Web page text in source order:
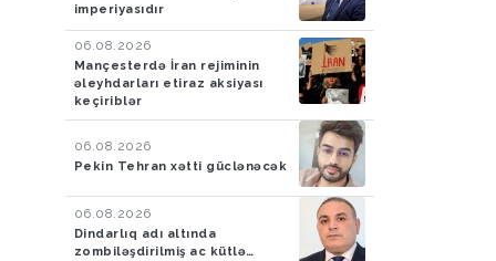
imperiyasıdır
06.08.2026
Mançesterdə İran rejiminin
əleyhdarları etiraz aksiyası
keçiriblər
06.08.2026
Pekin Tehran xətti güclənəcək
06.08.2026
Dindarlıq adı altında
zombiləşdirilmiş ac kütlə…